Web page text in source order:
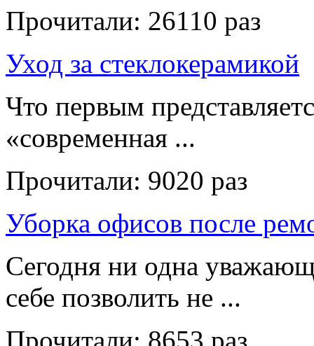
Прочитали: 26110 раз
Уход за стеклокерамикой
Что первым
«современная ...
Прочитали: 9020 раз
Уборка офисов после
Сегодня ни одна
себе позволить не ...